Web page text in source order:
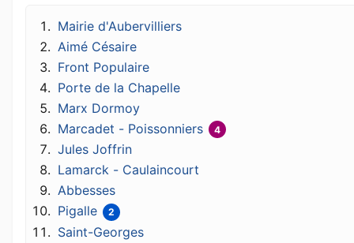
Mairie d'Aubervilliers
Aimé Césaire
Front Populaire
Porte de la Chapelle
Marx Dormoy
Marcadet - Poissonniers
4
Jules Joffrin
Lamarck - Caulaincourt
Abbesses
Pigalle
2
Saint-Georges